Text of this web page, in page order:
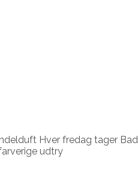
Hver fredag tager
udtry